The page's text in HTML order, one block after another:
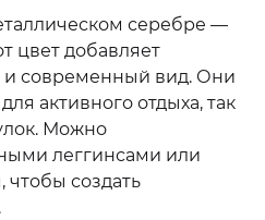
серебре —
цвет добавляет
и современный вид. Они
активного отдыха, так
Можно
леггинсами или
чтобы создать